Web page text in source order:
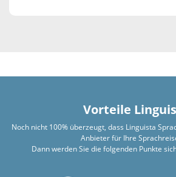
Vorteile
Noch nicht 100% überzeugt, dass Linguista
Anbieter für Ihre
Dann werden Sie die folgenden Punkte